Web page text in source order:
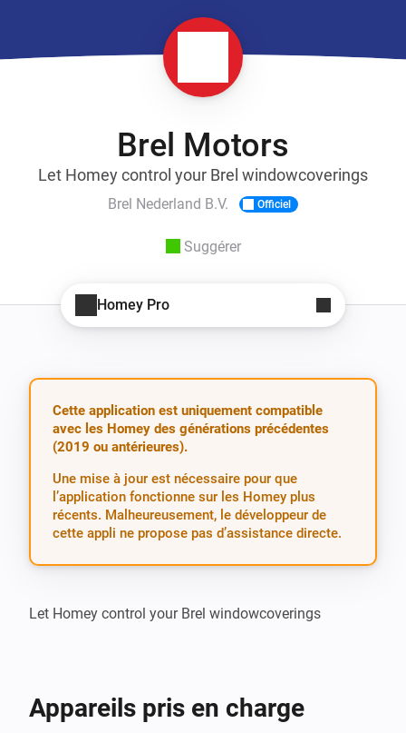
Brel Motors
Let Homey control your Brel windowcoverings
Brel Nederland B.V. Officiel
Suggérer
Homey Pro
Cette application est uniquement compatible
avec les Homey des générations précédentes
(2019 ou antérieures).
Une mise à jour est nécessaire pour que
l’application fonctionne sur les Homey plus
récents. Malheureusement, le développeur de
cette appli ne propose pas d’assistance directe.
Let Homey control your Brel windowcoverings
Appareils pris en charge